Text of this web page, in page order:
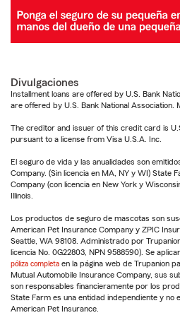
Divulgaciones
Installment loans are offered by U.S. Bank
are offered by U.S. Bank National Association.
The creditor and issuer of this credit card is
pursuant to a license from Visa U.S.A. Inc.
El seguro de vida y las anualidades son
Company. (Sin licencia en MA, NY y WI) State
Company (con licencia en New York y
Illinois.
Los productos de seguro de mascotas son
American Pet Insurance Company y ZPIC
Seattle, WA 98108. Administrado por
licencia No. 0G22803, NPN 9588590). Se
póliza completa en la página web de Trupanion
Mutual Automobile Insurance Company, sus
son responsables financieramente por los
State Farm es una entidad independiente y no
American Pet Insurance.